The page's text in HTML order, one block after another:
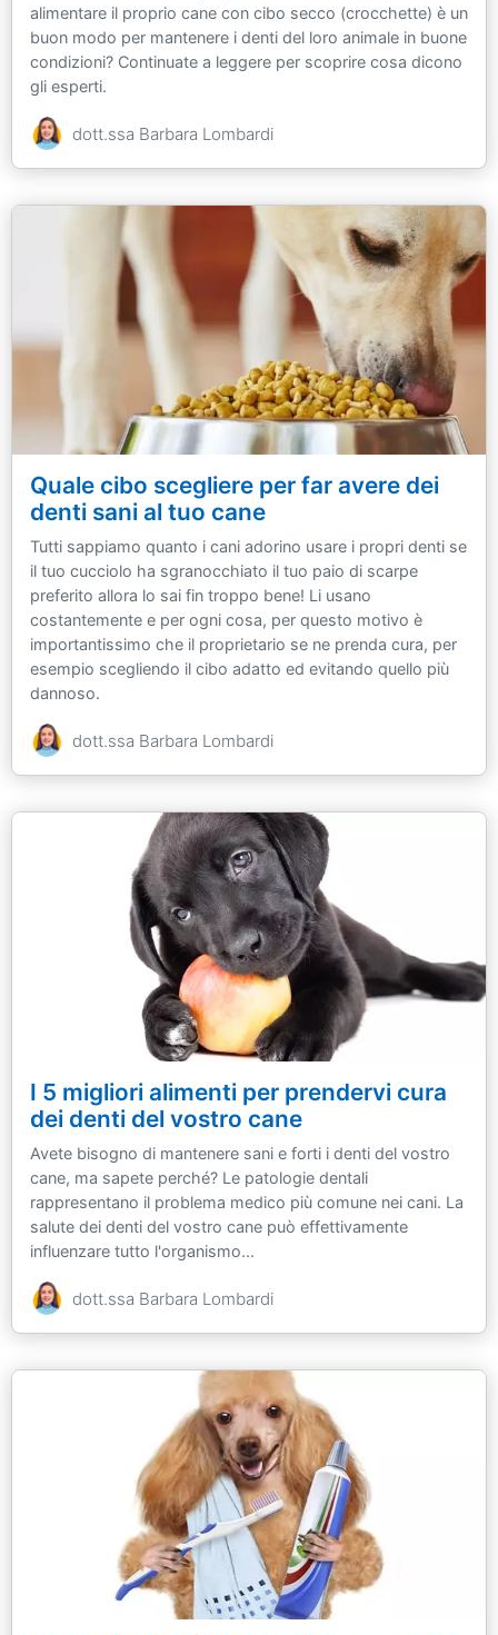
alimentare il proprio cane con cibo secco (crocchette) è un
buon modo per mantenere i denti del loro animale in buone
condizioni? Continuate a leggere per scoprire cosa dicono
gli esperti.
dott.ssa Barbara Lombardi
Quale cibo scegliere per far avere dei
denti sani al tuo cane
Tutti sappiamo quanto i cani adorino usare i propri denti se
il tuo cucciolo ha sgranocchiato il tuo paio di scarpe
preferito allora lo sai fin troppo bene! Li usano
costantemente e per ogni cosa, per questo motivo è
importantissimo che il proprietario se ne prenda cura, per
esempio scegliendo il cibo adatto ed evitando quello più
dannoso.
dott.ssa Barbara Lombardi
I 5 migliori alimenti per prendervi cura
dei denti del vostro cane
Avete bisogno di mantenere sani e forti i denti del vostro
cane, ma sapete perché? Le patologie dentali
rappresentano il problema medico più comune nei cani. La
salute dei denti del vostro cane può effettivamente
influenzare tutto l'organismo...
dott.ssa Barbara Lombardi